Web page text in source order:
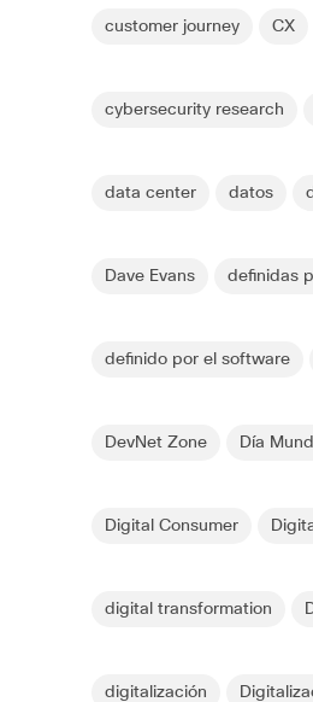
customer journey CX
cybersecurity research
data center datos
Dave Evans definidas
definido por el software
DevNet Zone Día
Digital Consumer
digital transformation
digitalización